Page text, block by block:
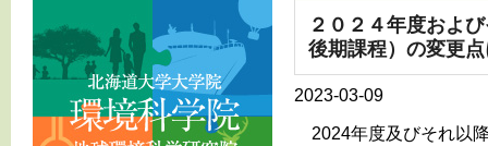
２０２４年度およ
後期課程）の変更
2023-03-09
2024年度及びそれ以